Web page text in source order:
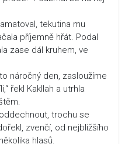
tekutina mu
příjemně hřát. Podal
zase dál kruhem, ve
náročný den, zasloužíme
řekl Kakllah a utrhla
trochu se
zvenčí, od nejbližšího
hlasů.